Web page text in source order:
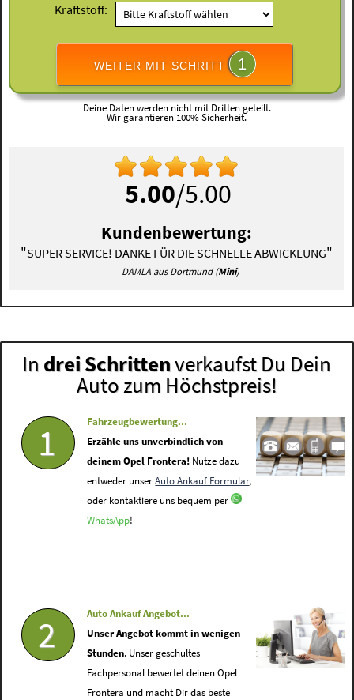
Kraftstoff:
WEITER MIT SCHRITT 1
Deine Daten werden nicht mit Dritten geteilt.
Wir garantieren 100% Sicherheit.
5.00/5.00
Kundenbewertung:
"SUPER SERVICE! DANKE FÜR DIE SCHNELLE ABWICKLUNG"
DAMLA aus Dortmund (Mini)
In drei Schrittenverkaufst Du Dein
Auto zum Höchstpreis!
1
Fahrzeugbewertung...
Erzähle uns unverbindlich von
deinem Opel Frontera! Nutze dazu
entweder unserAuto Ankauf Formular,
oder kontaktiere uns bequem per
WhatsApp!
2
Auto Ankauf Angebot...
Unser Angebot kommt in wenigen
Stunden. Unser geschultes
Fachpersonal bewertet deinen Opel
Frontera und macht Dir das beste